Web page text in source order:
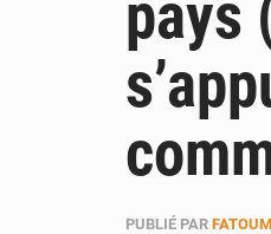
pays
PUBLIÉ PAR